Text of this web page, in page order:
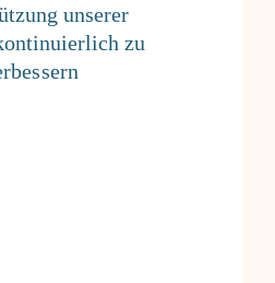
unserer
zu